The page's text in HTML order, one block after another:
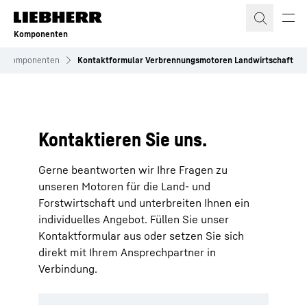
Zum Inhalt springen
Komponenten
Komponenten Kontaktformular Verbrennungsmotoren Landwirtschaft
Kontaktieren Sie uns.
Gerne beantworten wir Ihre Fragen zu
unseren Motoren für die Land- und
Forstwirtschaft und unterbreiten Ihnen ein
individuelles Angebot. Füllen Sie unser
Kontaktformular aus oder setzen Sie sich
direkt mit Ihrem Ansprechpartner in
Verbindung.